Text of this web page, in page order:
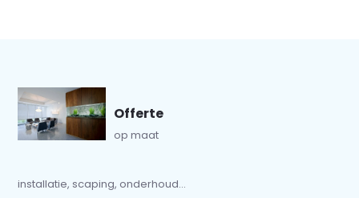
Offerte
op maat
installatie, scaping, onderhoud...